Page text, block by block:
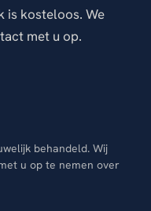
is kosteloos. We
met u op.
behandeld. Wij
u op te nemen over